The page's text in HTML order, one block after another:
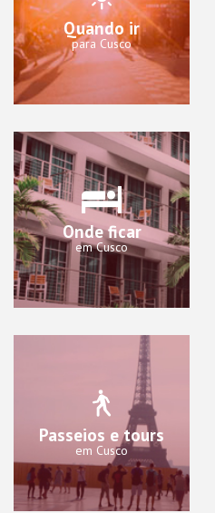
Quando ir
para Cusco
Onde ficar
em Cusco
Passeios e tours
em Cusco